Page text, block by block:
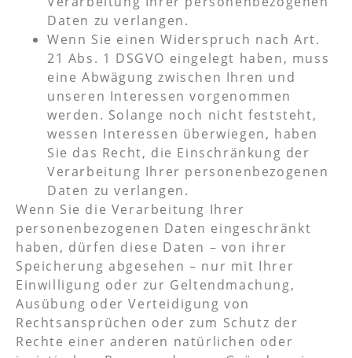
Daten zu verlangen.
Wenn Sie einen Widerspruch nach Art.
21 Abs. 1 DSGVO eingelegt haben, muss
eine Abwägung zwischen Ihren und
unseren Interessen vorgenommen
werden. Solange noch nicht feststeht,
wessen Interessen überwiegen, haben
Sie das Recht, die Einschränkung der
Verarbeitung Ihrer personenbezogenen
Daten zu verlangen.
Wenn Sie die Verarbeitung Ihrer
personenbezogenen Daten eingeschränkt
haben, dürfen diese Daten – von ihrer
Speicherung abgesehen – nur mit Ihrer
Einwilligung oder zur Geltendmachung,
Ausübung oder Verteidigung von
Rechtsansprüchen oder zum Schutz der
Rechte einer anderen natürlichen oder